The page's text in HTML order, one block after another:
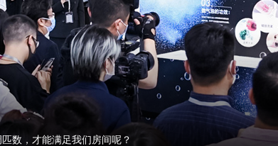
数，才能满足我们房间呢？